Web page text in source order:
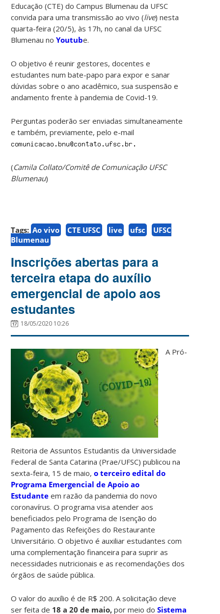
Educação (CTE) do Campus Blumenau da UFSC
convida para uma transmissão ao vivo (live) nesta
quarta-feira (20/5), às 17h, no canal da UFSC
Blumenau noYoutube.
O objetivo é reunir gestores, docentes e
estudantes num bate-papo para expor e sanar
dúvidas sobre o ano acadêmico, sua suspensão e
andamento frente à pandemia de Covid-19.
Perguntas poderão ser enviadas simultaneamente
e também, previamente, pelo e-mail
(Camila Collato/Comitê de Comunicação UFSC
Blumenau)
Tags: Ao vivo CTE UFSC live ufsc
UFSC
Blumenau
Inscrições abertas para a
terceira etapa do auxílio
emergencial de apoio aos
estudantes
18/05/2020 10:26
A Pró-
Reitoria de Assuntos Estudantis da Universidade
Federal de Santa Catarina (Prae/UFSC) publicou na
sexta-feira, 15 de maio,o terceiroedital do
Programa Emergencial de Apoio ao
Estudante em razão da pandemia do novo
coronavírus. O programa visa atender aos
beneficiados pelo Programa de Isenção do
Pagamento das Refeições do Restaurante
Universitário. O objetivo é auxiliar estudantes com
uma complementação financeira para suprir as
necessidades nutricionais e as recomendações dos
órgãos de saúde pública.
O valor do auxílio é de R$ 200. A solicitação deve
ser feita de 18 a 20 de maio,por meio doSistema